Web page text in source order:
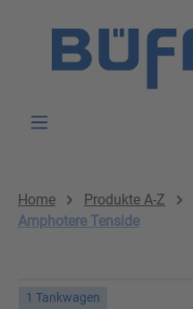
Home Produkte A-Z
Amphotere Tenside
1 Tankwagen